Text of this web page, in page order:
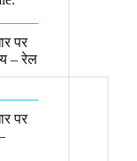
पर
– रेल
पर